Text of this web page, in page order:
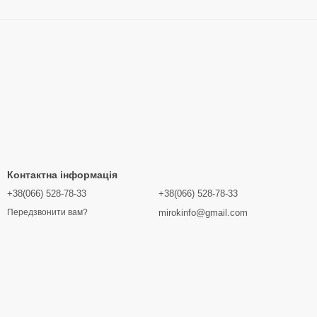
Контактна інформація
+38(066) 528-78-33
Передзвонити вам?
+38(066) 528-78-33
mirokinfo@gmail.com